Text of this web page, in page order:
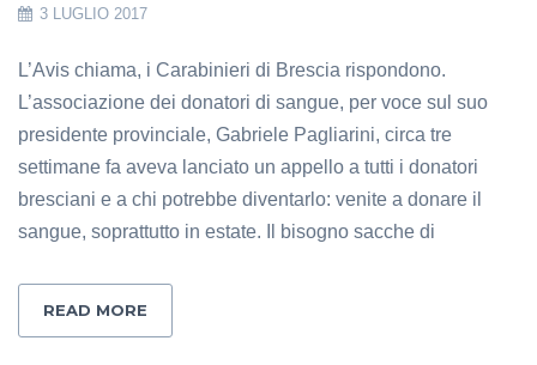
3 LUGLIO 2017
L’Avis chiama, i Carabinieri di Brescia rispondono.
L’associazione dei donatori di sangue, per voce sul suo
presidente provinciale, Gabriele Pagliarini, circa tre
settimane fa aveva lanciato un appello a tutti i donatori
bresciani e a chi potrebbe diventarlo: venite a donare il
sangue, soprattutto in estate. Il bisogno sacche di
READ MORE